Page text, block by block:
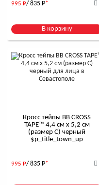
995 Р/ 835 Р*
В корзину
Кросс тейпы BB CROSS
TAPE™ 4,4 см x 5,2 см
(размер С) черный
$р_title_town_up
995 Р/ 835 Р*